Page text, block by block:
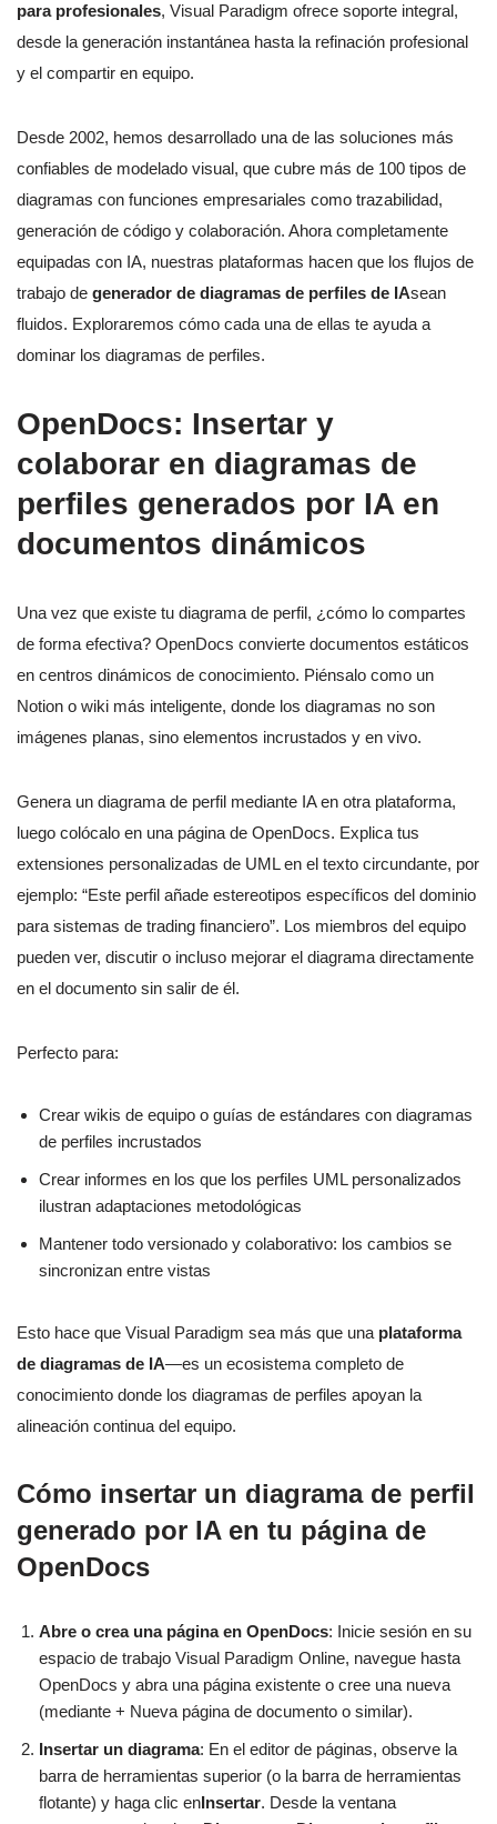
para profesionales, Visual Paradigm ofrece soporte integral,
desde la generación instantánea hasta la refinación profesional
y el compartir en equipo.
Desde 2002, hemos desarrollado una de las soluciones más
confiables de modelado visual, que cubre más de 100 tipos de
diagramas con funciones empresariales como trazabilidad,
generación de código y colaboración. Ahora completamente
equipadas con IA, nuestras plataformas hacen que los flujos de
trabajo de generador de diagramas de perfiles de IAsean
fluidos. Exploraremos cómo cada una de ellas te ayuda a
dominar los diagramas de perfiles.
OpenDocs: Insertar y
colaborar en diagramas de
perfiles generados por IA en
documentos dinámicos
Una vez que existe tu diagrama de perfil, ¿cómo lo compartes
de forma efectiva? OpenDocs convierte documentos estáticos
en centros dinámicos de conocimiento. Piénsalo como un
Notion o wiki más inteligente, donde los diagramas no son
imágenes planas, sino elementos incrustados y en vivo.
Genera un diagrama de perfil mediante IA en otra plataforma,
luego colócalo en una página de OpenDocs. Explica tus
extensiones personalizadas de UML en el texto circundante, por
ejemplo: “Este perfil añade estereotipos específicos del dominio
para sistemas de trading financiero”. Los miembros del equipo
pueden ver, discutir o incluso mejorar el diagrama directamente
en el documento sin salir de él.
Perfecto para:
Crear wikis de equipo o guías de estándares con diagramas
de perfiles incrustados
Crear informes en los que los perfiles UML personalizados
ilustran adaptaciones metodológicas
Mantener todo versionado y colaborativo: los cambios se
sincronizan entre vistas
Esto hace que Visual Paradigm sea más que una plataforma
de diagramas de IA—es un ecosistema completo de
conocimiento donde los diagramas de perfiles apoyan la
alineación continua del equipo.
Cómo insertar un diagrama de perfil
generado por IA en tu página de
OpenDocs
Abre o crea una página en OpenDocs: Inicie sesión en su
espacio de trabajo Visual Paradigm Online, navegue hasta
OpenDocs y abra una página existente o cree una nueva
(mediante + Nueva página de documento o similar).
Insertar un diagrama: En el editor de páginas, observe la
barra de herramientas superior (o la barra de herramientas
flotante) y haga clic enInsertar. Desde la ventana